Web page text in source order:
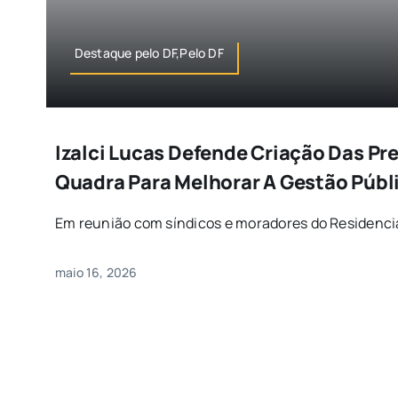
Destaque pelo DF,Pelo DF
Izalci Lucas Defende Criação Das
Quadra Para Melhorar A Gestão
Em reunião com síndicos e moradores do
maio 16, 2026